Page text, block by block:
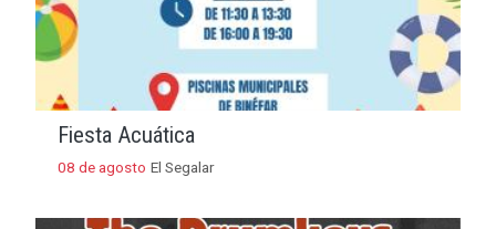
Fiesta Acuática
08 de agosto El Segalar